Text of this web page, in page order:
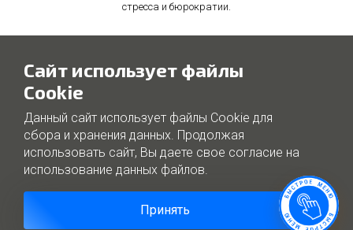
стресса и бюрократии.
Политика использования файлов cookie
©Up&Go — Твоя свобода путешествовать (2025)
Сайт использует файлы
Cookie
Данный сайт использует файлы Cookie для
сбора и хранения данных. Продолжая
использовать сайт, Вы даете свое согласие на
использование данных файлов.
Принять